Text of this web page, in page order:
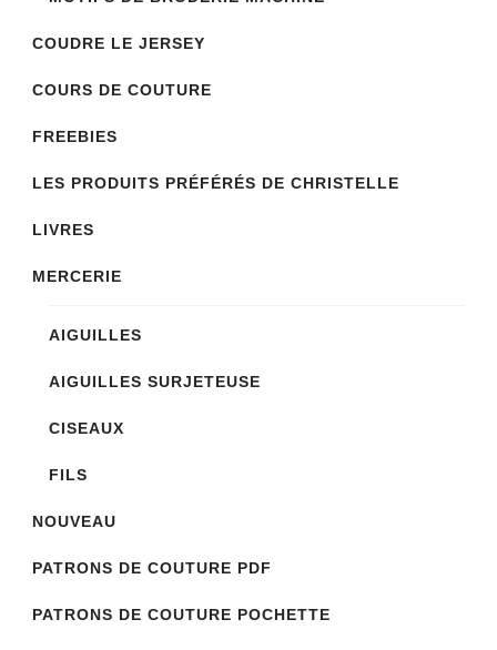
page
COUDRE LE JERSEY
COURS DE COUTURE
FREEBIES
LES PRODUITS PRÉFÉRÉS DE CHRISTELLE
LIVRES
MERCERIE
AIGUILLES
AIGUILLES SURJETEUSE
CISEAUX
FILS
NOUVEAU
PATRONS DE COUTURE PDF
PATRONS DE COUTURE POCHETTE